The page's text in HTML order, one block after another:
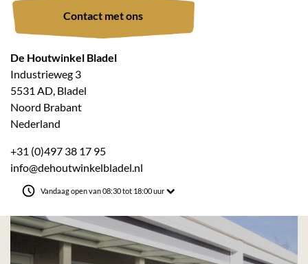
Contact met ons
De Houtwinkel Bladel
Industrieweg 3
5531 AD, Bladel
Noord Brabant
Nederland
+31 (0)497 38 17 95
info@dehoutwinkelbladel.nl
Vandaag open van 08:30 tot 18:00 uur